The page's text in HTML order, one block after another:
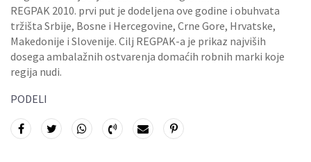
REGPAK 2010. prvi put je dodeljena ove godine i obuhvata
tržišta Srbije, Bosne i Hercegovine, Crne Gore, Hrvatske,
Makedonije i Slovenije. Cilj REGPAK-a je prikaz najviših
dosega ambalažnih ostvarenja domaćih robnih marki koje
regija nudi.
PODELI